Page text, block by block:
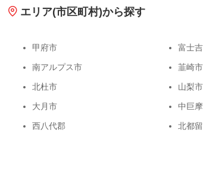
エリア(市区町村)から探す
甲府市 富士
南アルプス市 韮崎市
北杜市 山梨市
大月市 中巨
西八代郡 北都